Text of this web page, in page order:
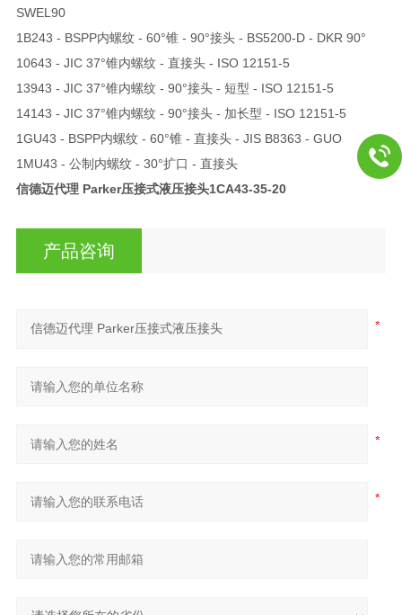
SWEL90
1B243 - BSPP内螺纹 - 60°锥 - 90°接头 - BS5200-D - DKR 90°
10643 - JIC 37°锥内螺纹 - 直接头 - ISO 12151-5
13943 - JIC 37°锥内螺纹 - 90°接头 - 短型 - ISO 12151-5
14143 - JIC 37°锥内螺纹 - 90°接头 - 加长型 - ISO 12151-5
1GU43 - BSPP内螺纹 - 60°锥 - 直接头 - JIS B8363 - GUO
1MU43 - 公制内螺纹 - 30°扩口 - 直接头
信德迈代理 Parker压接式液压接头1CA43-35-20
产品咨询